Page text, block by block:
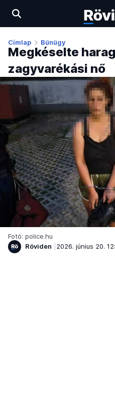
Címlap Bűnügy
Megkéselte
zagyvarékási nő
Fotó: police.hu
Röviden
2026. június 20.